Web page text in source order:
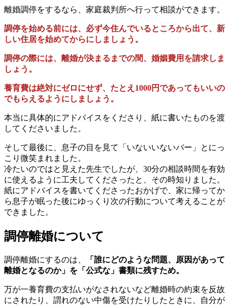
離婚調停をするなら、家庭裁判所へ行って相談ができます。
調停を始める前には、必ず今住んでいるところから出て、新
しい住居を始めてからにしましょう。
調停の際には、離婚が決まるまでの間、婚姻費用を請求しま
しょう。
養育費は絶対にゼロにせず、たとえ 1000円であってもいいの
でもらえるようにしましょう。
本当に具体的にアドバイスをくださり、紙に書いたものを渡
してくださいました。
そして最後に、息子の目を見て「いないいないバー」とにっ
こり微笑まれました。
冷たいのではと見えた先生でしたが、 30分の相談時間を有効
に使えるように工夫してくださったと、その時知りました。
紙にアドバイスを書いてくださったおかげで、家に帰ってか
ら息子が眠った後にゆっくり次の行動について考えることが
できました。
調停離婚について
調停離婚にするのは、
「誰にどのような問題、原因があって
離婚となるのか」を「公式な」書類に残すため。
万が一養育費の支払いがなされないなど離婚時の約束を反故
にされたり、謂れのない中傷を受けたりしたときに、自分が